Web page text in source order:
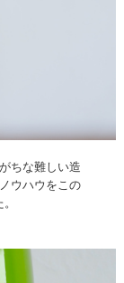
ちな難しい造
ウハウをこの